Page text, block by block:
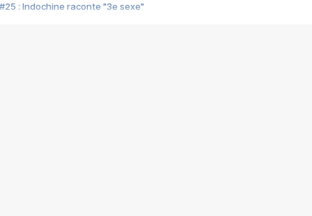
#25 : Indochine raconte "3e sexe"